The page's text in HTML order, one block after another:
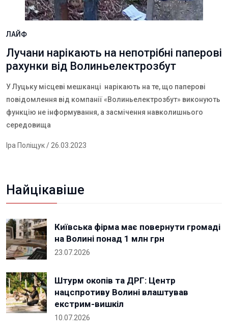
ЛАЙФ
Лучани нарікають на непотрібні паперові
рахунки від Волиньелектрозбут
У Луцьку місцеві мешканці нарікають на те, що паперові
повідомлення від компанії «Волиньелектрозбут» виконують
функцію не інформування, а засмічення навколишнього
середовища
Іра Поліщук/ 26.03.2023
Найцікавіше
Київська фірма має повернути громаді
на Волині понад 1 млн грн
23.07.2026
Штурм окопів та ДРГ: Центр
нацспротиву Волині влаштував
екстрим-вишкіл
10.07.2026